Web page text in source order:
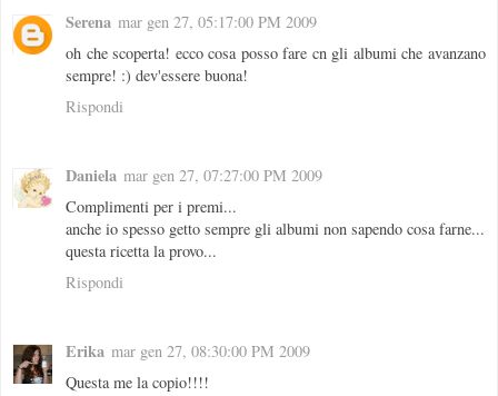
Serena mar gen 27, 05:17:00 PM 2009
oh che scoperta! ecco cosa posso fare cn gli albumi che avanzano
sempre! :) dev'essere buona!
Rispondi
Daniela mar gen 27, 07:27:00 PM 2009
Complimenti per i premi...
anche io spesso getto sempre gli albumi non sapendo cosa farne...
questa ricetta la provo...
Rispondi
Erika mar gen 27, 08:30:00 PM 2009
Questa me la copio!!!!